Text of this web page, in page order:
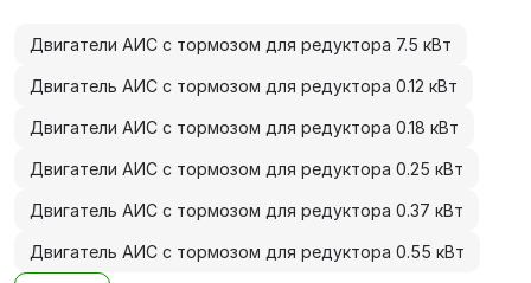
Двигатели АИС с тормозом для редуктора 7.5 кВт
Двигатель АИС с тормозом для редуктора 0.12 кВт
Двигатели АИС с тормозом для редуктора 0.18 кВт
Двигатели АИС с тормозом для редуктора 0.25 кВт
Двигатель АИС с тормозом для редуктора 0.37 кВт
Двигатель АИС с тормозом для редуктора 0.55 кВт